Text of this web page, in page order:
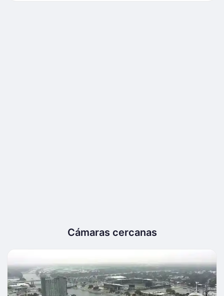
Cámaras cercanas